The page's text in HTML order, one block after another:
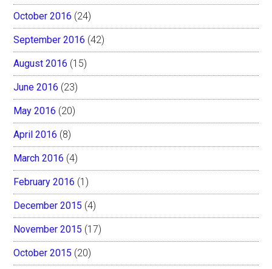
October 2016 (24)
September 2016 (42)
August 2016 (15)
June 2016 (23)
May 2016 (20)
April 2016 (8)
March 2016 (4)
February 2016 (1)
December 2015 (4)
November 2015 (17)
October 2015 (20)